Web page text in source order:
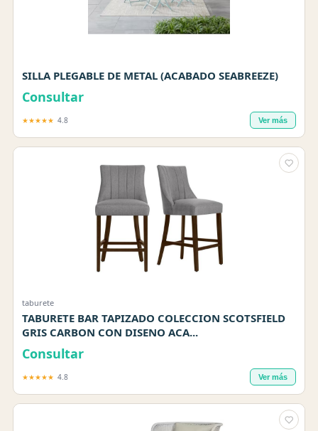
SILLA PLEGABLE DE METAL (ACABADO SEABREEZE)
Consultar
★★★★★ 4.8 Ver más
taburete
TABURETE BAR TAPIZADO COLECCION SCOTSFIELD
GRIS CARBON CON DISENO ACA...
Consultar
★★★★★ 4.8 Ver más